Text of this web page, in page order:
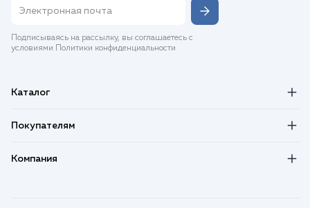
Подписываясь на рассылку, вы соглашаетесь с
условиями Политики конфиденциальности
Каталог
Покупателям
Компания